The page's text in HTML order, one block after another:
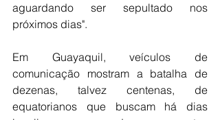
aguardando ser sepultado nos
próximos dias".
Em Guayaquil, veículos de
comunicação mostram a batalha de
dezenas, talvez centenas, de
equatorianos que buscam há dias